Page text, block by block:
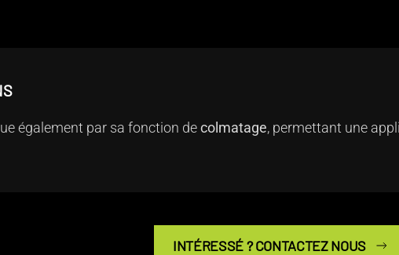
également par sa fonction decolmatage, permettant une
INTÉRESSÉ ? CONTACTEZ NOUS